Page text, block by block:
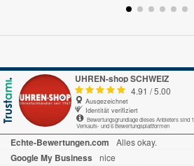
UHREN-shop SCHWEIZ
4.91 /5.00
Ausgezeichnet
Identität verifiziert
Bewertungsgrundlage dieses Anbieters sind 1
Verkaufs- und 6 Bewertungsplattformen
Echte-Bewertungen.com Alles okay.
Google My Business nice